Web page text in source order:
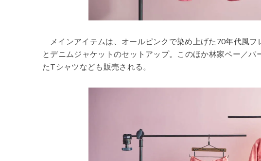
メインアイテムは、オールピンクで染め上げた70年代風
とデニムジャケットのセットアップ。このほか林家ペー／パ
たTシャツなども販売される。